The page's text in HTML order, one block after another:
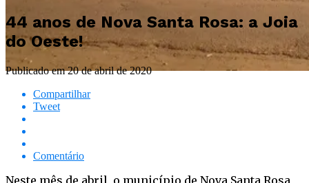
44 anos de Nova Santa Rosa: a Joia
do Oeste!
Publicado em 20 de abril de 2020
Compartilhar
Tweet
Comentário
Neste mês de abril, o município de Nova Santa Rosa